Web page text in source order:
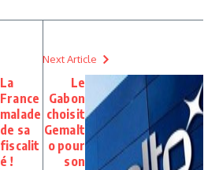
La
France
malade
de sa
fiscalit
é !
Next Article
Le
Gabon
choisit
Gemalt
o pour
son